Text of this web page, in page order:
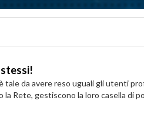
da avere reso uguali gli utenti
Rete, gestiscono la loro casella di